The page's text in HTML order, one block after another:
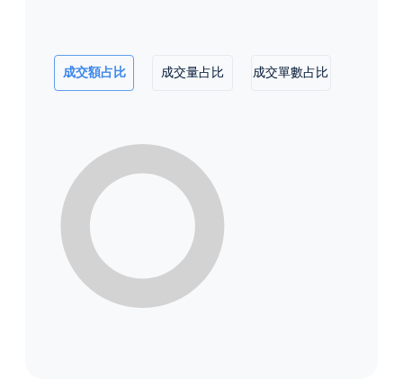
成交額占比 成交量占比 成交單數占比